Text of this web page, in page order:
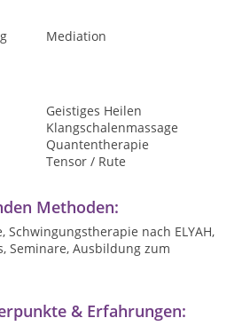
Mediation
Geistiges Heilen
Klangschalenmassage
Quantentherapie
Tensor / Rute
Methoden:
Schwingungstherapie nach ELYAH,
Seminare, Ausbildung zum
& Erfahrungen: